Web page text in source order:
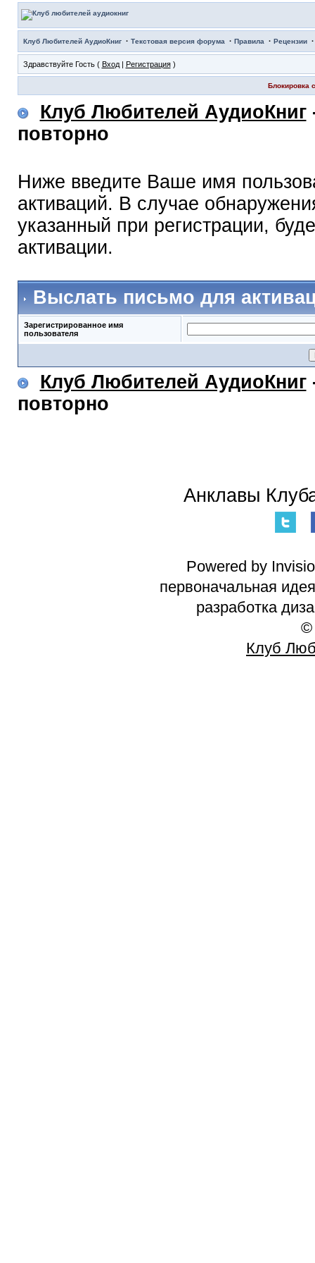
Клуб Любителей АудиоКниг· Текстовая версия форума · Правила · Рецензии
Здравствуйте Гость ( Вход| Регистрация)
Блокировка
Клуб Любителей АудиоКниг
повторно
Ниже введите Ваше имя
активаций. В случае
указанный при регистрации,
активации.
Выслать письмо для
Зарегистрированное имя
пользователя
Клуб Любителей АудиоКниг
повторно
Анклавы
Powered by
первоначальная
разработка
©
Клуб